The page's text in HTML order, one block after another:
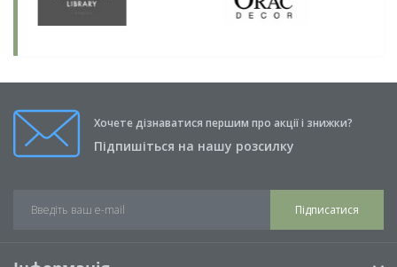
Хочете дізнаватися першим про акції і знижки?
Підпишіться на нашу розсилку
Підписатися